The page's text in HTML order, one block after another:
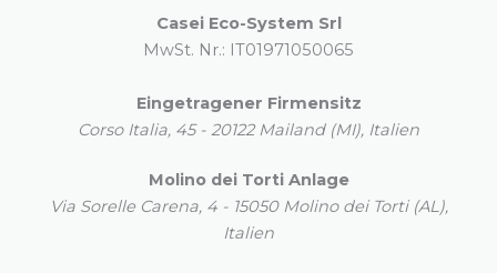
Casei Eco-System Srl
MwSt. Nr.: IT01971050065
Eingetragener Firmensitz
Corso Italia, 45 - 20122 Mailand (MI), Italien
Molino dei Torti Anlage
Via Sorelle Carena, 4 - 15050 Molino dei Torti (AL),
Italien